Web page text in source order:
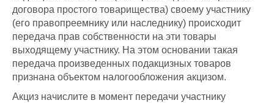
договора простого товарищества) своему участнику
(его правопреемнику или наследнику) происходит
передача прав собственности на эти товары
выходящему участнику. На этом основании такая
передача произведенных подакцизных товаров
признана объектом налогообложения акцизом.
Акциз начислите в момент передачи участнику